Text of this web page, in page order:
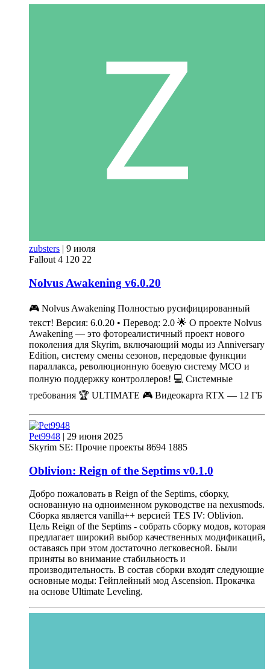
zubsters | 9 июля
Fallout 4 120 22
Nolvus Awakening v6.0.20
🎮 Nolvus Awakening Полностью русифицированный
текст! Версия: 6.0.20 • Перевод: 2.0 🌟 О проекте Nolvus
Awakening — это фотореалистичный проект нового
поколения для Skyrim, включающий моды из Anniversary
Edition, систему смены сезонов, передовые функции
параллакса, революционную боевую систему MCO и
полную поддержку контроллеров! 💻 Системные
требования 🏆 ULTIMATE 🎮 Видеокарта RTX — 12 ГБ
Pet9948 | 29 июня 2025
Skyrim SE: Прочие проекты 8694 1885
Oblivion: Reign of the Septims v0.1.0
Добро пожаловать в Reign of the Septims, сборку,
основанную на одноименном руководстве на nexusmods.
Сборка является vanilla++ версией TES IV: Oblivion.
Цель Reign of the Septims - собрать сборку модов, которая
предлагает широкий выбор качественных модификаций,
оставаясь при этом достаточно легковесной. Были
приняты во внимание стабильность и
производительность. В состав сборки входят следующие
основные моды: Гейплейный мод Ascension. Прокачка
на основе Ultimate Leveling.